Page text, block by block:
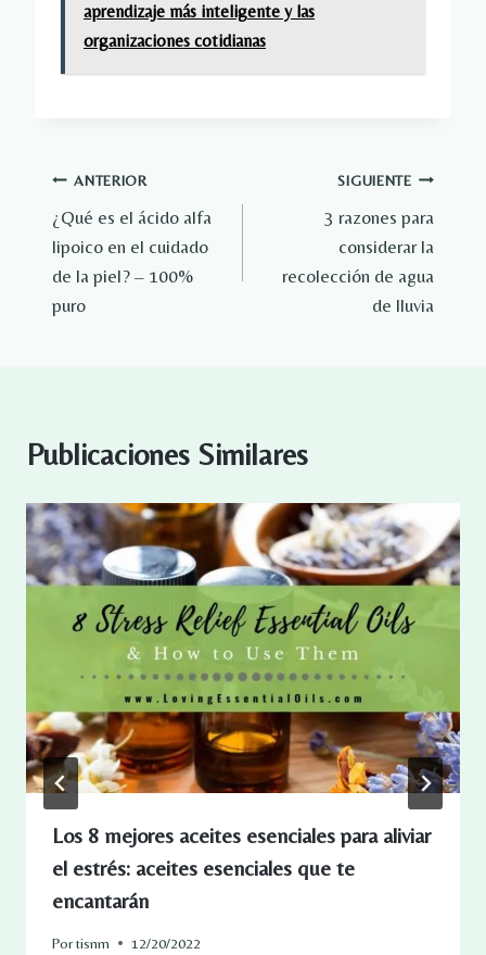
aprendizaje más inteligente y las
organizaciones cotidianas
Navegación
de
entradas
ANTERIOR
¿Qué es el ácido alfa
lipoico en el cuidado
de la piel? – 100%
puro
SIGUIENTE
3 razones para
considerar la
recolección de agua
de lluvia
Publicaciones Similares
Los 8 mejores aceites esenciales para aliviar
el estrés: aceites esenciales que te
encantarán
Portisnm 12/20/2022